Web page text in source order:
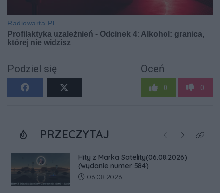
Podziel się Oceń
0 0
PRZECZYTAJ Poprzednie
NastępneKliknij
Hity z Marka Satelity(06.08.2026)
(wydanie numer 584)
Data dodania artykułu:
06.08.2026